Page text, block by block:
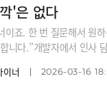
'은 없다
죠. 한 번 질문해서 원
니다.”개발자에서 인사
는지 명확해야 AI와도 제
이너 2026-03-16